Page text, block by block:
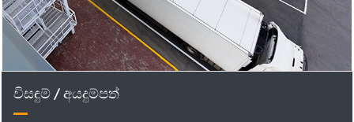
විසඳුම් / අයදුම්පත්